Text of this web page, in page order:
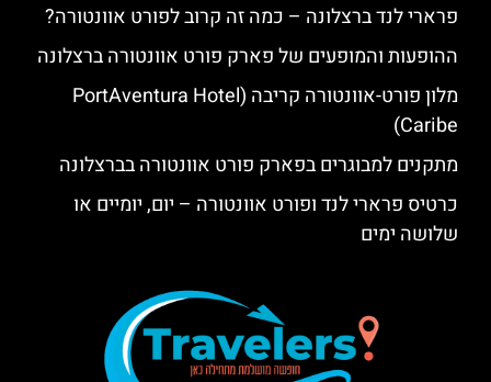
פרארי לנד ברצלונה – כמה זה קרוב לפורט אוונטורה?
ההופעות והמופעים של פארק פורט אוונטורה ברצלונה
מלון פורט-אוונטורה קריבה (PortAventura Hotel
Caribe)
מתקנים למבוגרים בפארק פורט אוונטורה בברצלונה
כרטיס פרארי לנד ופורט אוונטורה – יום, יומיים או
שלושה ימים